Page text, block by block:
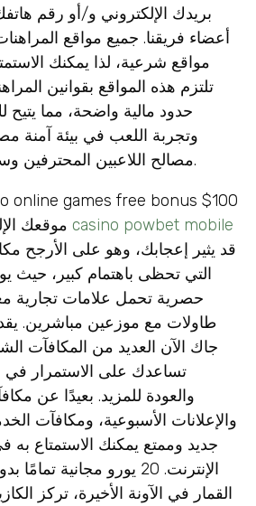
بريدك الإلكتروني و/أو رقم
أعضاء فريقنا. جميع مواقع
مواقع شرعية، لذا يمكنك
تلتزم هذه المواقع بقوانين
حدود مالية واضحة، مما يتيح
وتجربة اللعب في بيئة آمنة
مصالح اللاعبين المحترفين وسلامتك على الإنترنت.
casino powbet mobile
قد يثير إعجابك، وهو على الأرجح
التي تحظى باهتمام كبير، حيث
حصرية تحمل علامات تجارية
طاولات مع موزعين مباشرين.
جاك الآن العديد من المكافآت
تساعدك على الاستمرار في
والعودة للمزيد. بعيدًا عن
والإعلانات الأسبوعية، ومكافآت
جديد وممتع يمكنك الاستمتاع
الإنترنت. 20 يورو مجانية
القمار في الآونة الأخيرة، تركز